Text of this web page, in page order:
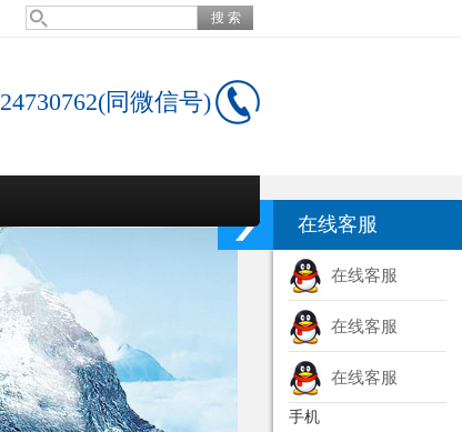
同微信号)
在线客服
在线客服
在线客服
在线客服
手机